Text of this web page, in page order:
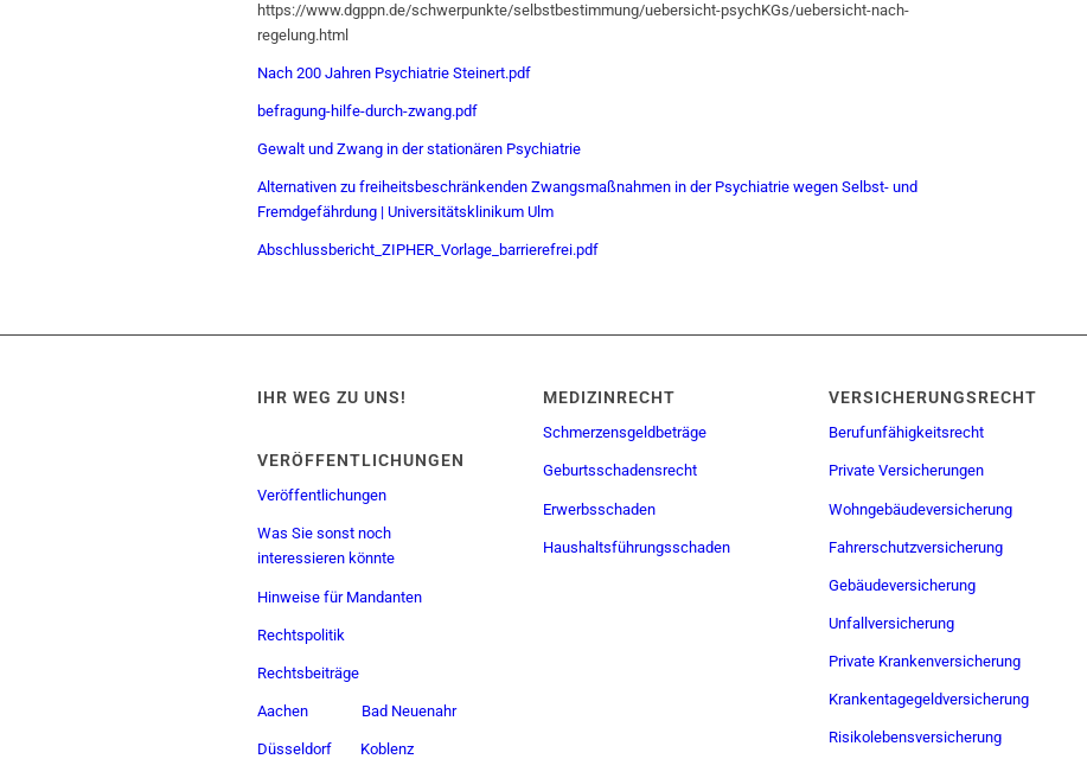
https://www.dgppn.de/schwerpunkte/selbstbestimmung/uebersicht-psychKGs/uebersicht-nach-
regelung.html
Nach 200 Jahren Psychiatrie Steinert.pdf
befragung-hilfe-durch-zwang.pdf
Gewalt und Zwang in der stationären Psychiatrie
Alternativen zu freiheitsbeschränkenden Zwangsmaßnahmen in der Psychiatrie wegen Selbst- und
Fremdgefährdung | Universitätsklinikum Ulm
Abschlussbericht_ZIPHER_Vorlage_barrierefrei.pdf
IHR WEG ZU UNS!
VERÖFFENTLICHUNGEN
Veröffentlichungen
Was Sie sonst noch
interessieren könnte
Hinweise für Mandanten
Rechtspolitik
Rechtsbeiträge
Aachen Bad Neuenahr
Düsseldorf Koblenz
MEDIZINRECHT
Schmerzensgeldbeträge
Geburtsschadensrecht
Erwerbsschaden
Haushaltsführungsschaden
VERSICHERUNGSRECHT
Berufunfähigkeitsrecht
Private Versicherungen
Wohngebäudeversicherung
Fahrerschutzversicherung
Gebäudeversicherung
Unfallversicherung
Private Krankenversicherung
Krankentagegeldversicherung
Risikolebensversicherung